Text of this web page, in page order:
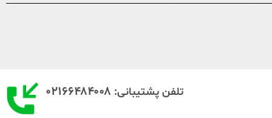
تلفن پشتیبانی: ۰۲۱۶۶۴۸۴۰۰۸